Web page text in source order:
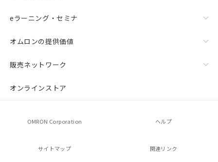
eラーニング・セミナ
オムロンの提供価値
販売ネットワーク
オンラインストア
OMRON Corporation ヘルプ
サイトマップ 関連リンク